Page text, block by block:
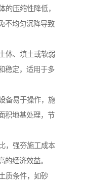
的压缩性降低，
不均匀沉降导致
体、填土或软弱
稳定，适用于多
备易于操作，施
积地基处理，节
，强夯施工成本
经济效益。
质条件，如砂